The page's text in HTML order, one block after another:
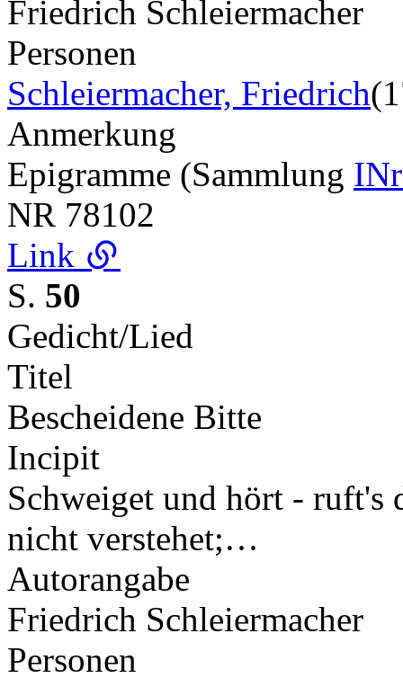
Friedrich Schleiermacher
Personen
Schleiermacher, Friedrich
Anmerkung
Epigramme (Sammlung
NR 78102
Link
S. 50
Gedicht/Lied
Titel
Bescheidene Bitte
Incipit
Schweiget und hört - ruft's
nicht verstehet;…
Autorangabe
Friedrich Schleiermacher
Personen